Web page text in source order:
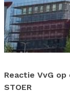
Reactie VvG
STOER